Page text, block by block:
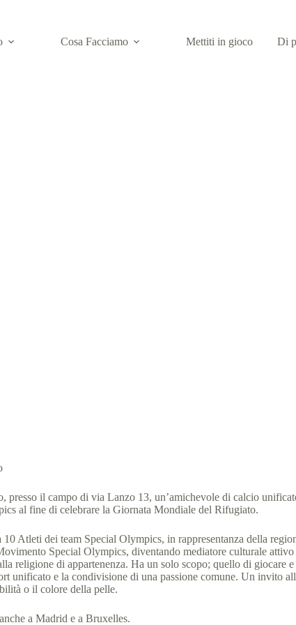
Cosa Facciamo Mettiti in gioco Di
il campo di via Lanzo 13, un’amichevole di calcio
al fine di celebrare la Giornata Mondiale del Rifugiato.
Atleti dei team Special Olympics, in rappresentanza della
Special Olympics, diventando mediatore culturale
religione di appartenenza. Ha un solo scopo; quello di
unificato e la condivisione di una passione comune. Un invito
o il colore della pelle.
a Madrid e a Bruxelles.